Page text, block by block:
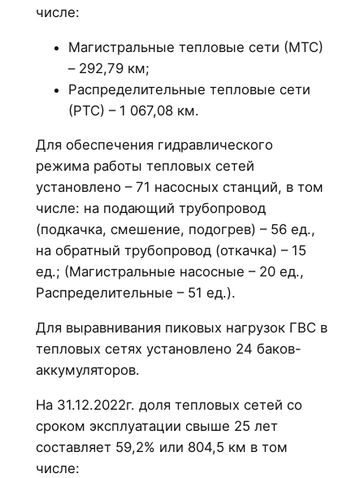
числе:
Магистральные тепловые сети (МТС)
– 292,79 км;
Распределительные тепловые сети
(РТС) – 1 067,08 км.
Для обеспечения гидравлического
режима работы тепловых сетей
установлено – 71 насосных станций, в том
числе: на подающий трубопровод
(подкачка, смешение, подогрев) – 56 ед.,
на обратный трубопровод (откачка) – 15
ед.; (Магистральные насосные – 20 ед.,
Распределительные – 51 ед.).
Для выравнивания пиковых нагрузок ГВС в
тепловых сетях установлено 24 баков-
аккумуляторов.
На 31.12.2022г. доля тепловых сетей со
сроком эксплуатации свыше 25 лет
составляет 59,2% или 804,5 км в том
числе: